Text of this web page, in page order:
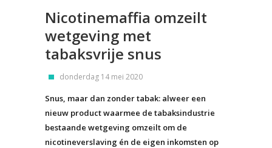
Nicotinemaffia omzeilt
wetgeving met
tabaksvrije snus
donderdag 14 mei 2020
Snus, maar dan zonder tabak: alweer een
nieuw product waarmee de tabaksindustrie
bestaande wetgeving omzeilt om de
nicotineverslaving én de eigen inkomsten op